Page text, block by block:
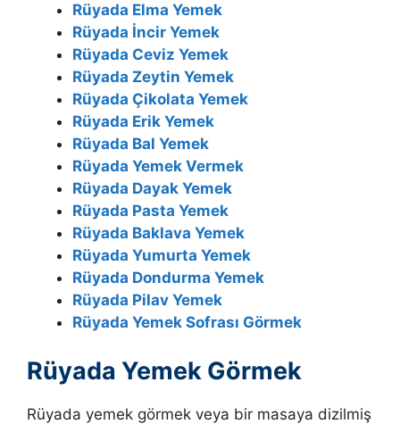
Rüyada Elma Yemek
Rüyada İncir Yemek
Rüyada Ceviz Yemek
Rüyada Zeytin Yemek
Rüyada Çikolata Yemek
Rüyada Erik Yemek
Rüyada Bal Yemek
Rüyada Yemek Vermek
Rüyada Dayak Yemek
Rüyada Pasta Yemek
Rüyada Baklava Yemek
Rüyada Yumurta Yemek
Rüyada Dondurma Yemek
Rüyada Pilav Yemek
Rüyada Yemek Sofrası Görmek
Rüyada Yemek Görmek
Rüyada yemek görmek veya bir masaya dizilmiş